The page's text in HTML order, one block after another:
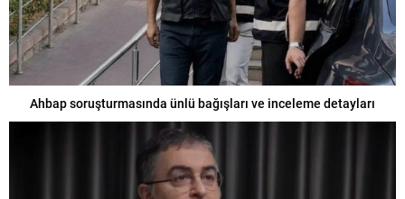
Ahbap soruşturmasında ünlü bağışları ve inceleme detayları